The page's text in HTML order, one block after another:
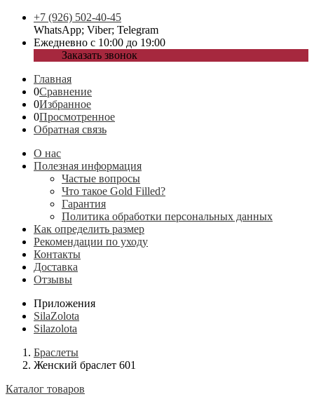
+7 (926) 502-40-45
WhatsApp; Viber; Telegram
Ежедневно с 10:00 до 19:00
Заказать звонок
Главная
0Сравнение
0Избранное
0Просмотренное
Обратная связь
О нас
Полезная информация
Частые вопросы
Что такое Gold Filled?
Гарантия
Политика обработки персональных данных
Как определить размер
Рекомендации по уходу
Контакты
Доставка
Отзывы
Приложения
SilaZolota
Silazolota
Браслеты
Женский браслет 601
Каталог товаров